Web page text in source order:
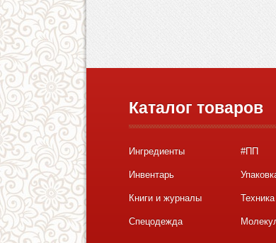
Каталог товаров
Ингредиенты #ПП
Инвентарь
Книги и журналы Техника
Спецодежда